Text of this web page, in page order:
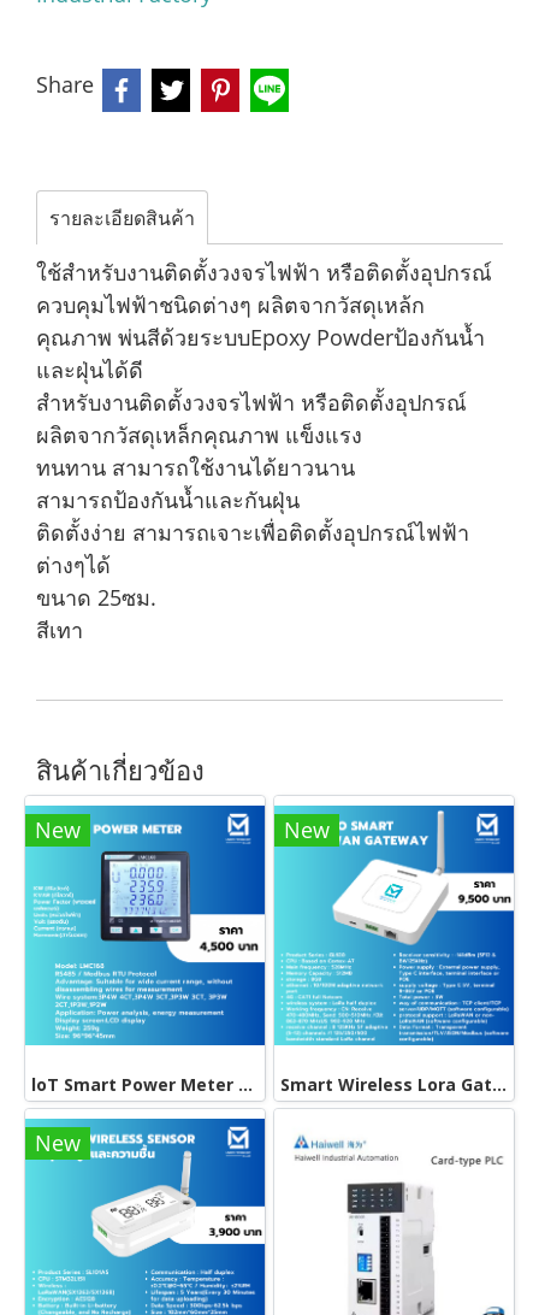
Share
รายละเอียดสินค้า
ใช้สำหรับงานติดตั้งวงจรไฟฟ้า หรือติดตั้งอุปกรณ์
ควบคุมไฟฟ้าชนิดต่างๆ ผลิตจากวัสดุเหล้ก
คุณภาพ พ่นสีด้วยระบบEpoxy Powderป้องกันน้ำ
และฝุ่นได้ดี
สำหรับงานติดตั้งวงจรไฟฟ้า หรือติดตั้งอุปกรณ์
ผลิตจากวัสดุเหล็กคุณภาพ แข็งแรง
ทนทาน สามารถใช้งานได้ยาวนาน
สามารถป้องกันน้ำและกันฝุ่น
ติดตั้งง่าย สามารถเจาะเพื่อติดตั้งอุปกรณ์ไฟฟ้า
ต่างๆได้
ขนาด 25ซม.
สีเทา
สินค้าเกี่ยวข้อง
New
loT Smart Power Meter มิเตอร์สามเฟสสำหรับการมอนิเตอร์การใช้ไฟแบบออนไลน์
New
Smart Wireless Lora Gateway รับสัญญาไกลถึง 2 กิโลเมตร
New